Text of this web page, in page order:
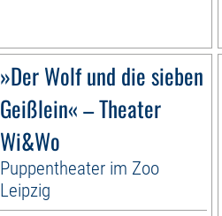
»Der Wolf und die sieben
Geißlein« – Theater
Wi&Wo
Puppentheater im Zoo
Leipzig